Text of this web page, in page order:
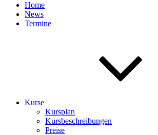
Home
News
Termine
Kurse
Kursplan
Kursbeschreibungen
Preise